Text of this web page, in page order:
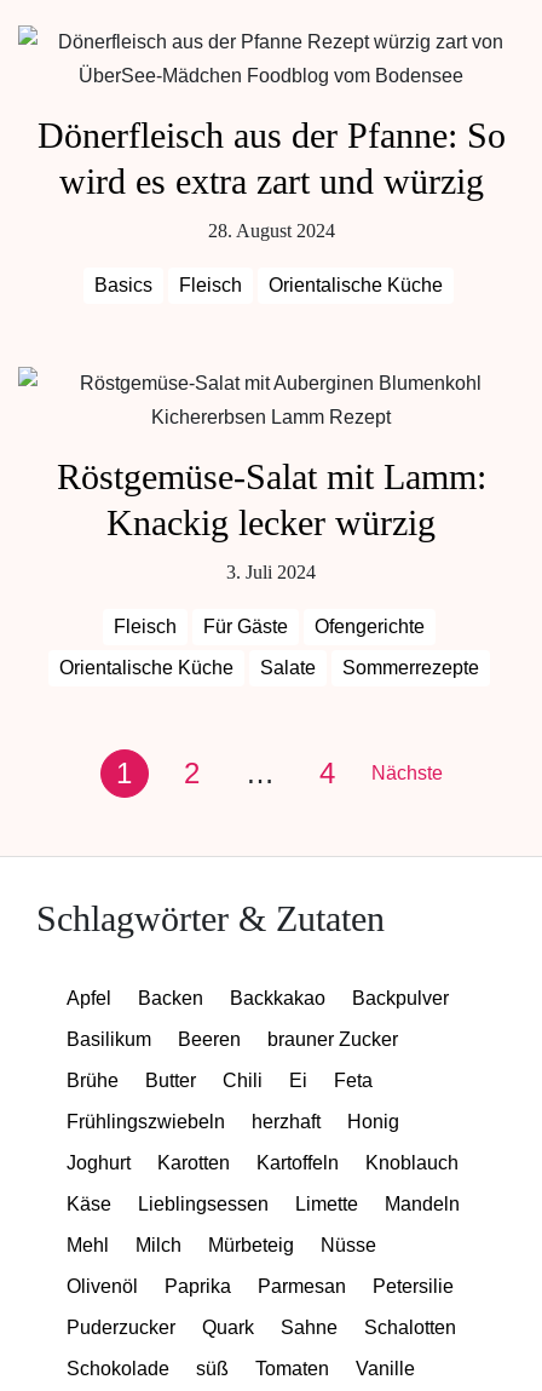
Dönerfleisch aus der Pfanne: So
wird es extra zart und würzig
28. August 2024
Basics Fleisch Orientalische Küche
Röstgemüse-Salat mit Lamm:
Knackig lecker würzig
3. Juli 2024
Fleisch Für Gäste
Ofengerichte
Orientalische Küche
Salate Sommerrezepte
1 2 … 4 Nächste
Schlagwörter & Zutaten
Apfel Backen Backkakao
Backpulver
Basilikum
Beeren
brauner Zucker
Brühe
Butter Chili Ei
Feta
Frühlingszwiebeln
herzhaft
Honig
Joghurt
Karotten Kartoffeln
Knoblauch
Käse
Lieblingsessen Limette
Mandeln
Mehl
Milch Mürbeteig
Nüsse
Olivenöl
Paprika Parmesan
Petersilie
Puderzucker
Quark Sahne
Schalotten
Schokolade
süß Tomaten Vanille